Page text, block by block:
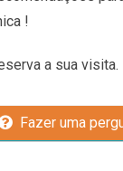
!
a sua visita.
Fazer uma